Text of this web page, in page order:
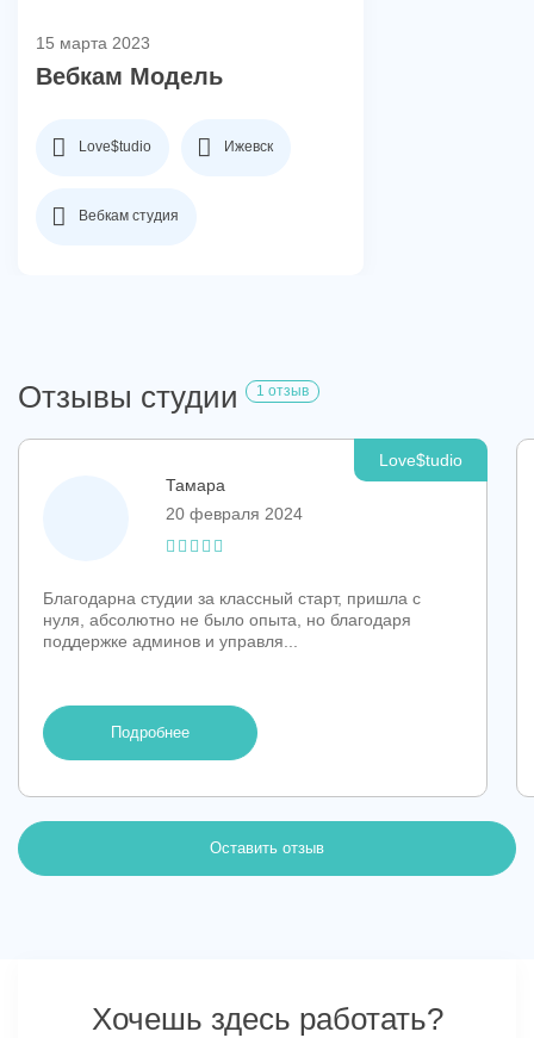
15 марта 2023
Вебкам Модель
Love$tudio Ижевск
Вебкам студия
Отзывы студии 1 отзыв
Love$tudio
Тамара
20 февраля 2024
Благодарна студии за классный старт, пришла с
нуля, абсолютно не было опыта, но благодаря
поддержке админов и управля...
Подробнее
Оставить отзыв
Хочешь здесь работать?